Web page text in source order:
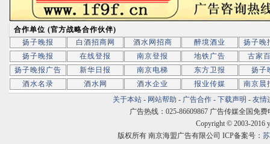
合作单位 (官方战略合作伙伴)
扬子晚报
白酒招商网 酒水网招商 醉境酒业
扬子晚
扬子晚报
在线登报 南京登报 地铁广告
古家
扬子晚报广告
新华日报 南京电梯 东方卫报
扬子
酒水名录
酒水网 酒水企业 报业传媒
南京晨
关于本站 - 网站帮助 - 广告合作 - 下载声明 - 友情
广告热线：025-86609867 广告传媒全国免费
Copyright © 2003-2016
版权所有 南京海盟广告有限公司 ICP备案号：